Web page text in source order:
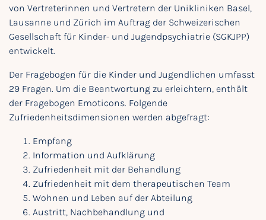
von Vertreterinnen und Vertretern der Unikliniken Basel,
Lausanne und Zürich im Auftrag der Schweizerischen
Gesellschaft für Kinder- und Jugendpsychiatrie (SGKJPP)
entwickelt.
Der Fragebogen für die Kinder und Jugendlichen umfasst
29 Fragen. Um die Beantwortung zu erleichtern, enthält
der Fragebogen Emoticons. Folgende
Zufriedenheitsdimensionen werden abgefragt:
Empfang
Information und Aufklärung
Zufriedenheit mit der Behandlung
Zufriedenheit mit dem therapeutischen Team
Wohnen und Leben auf der Abteilung
Austritt, Nachbehandlung und